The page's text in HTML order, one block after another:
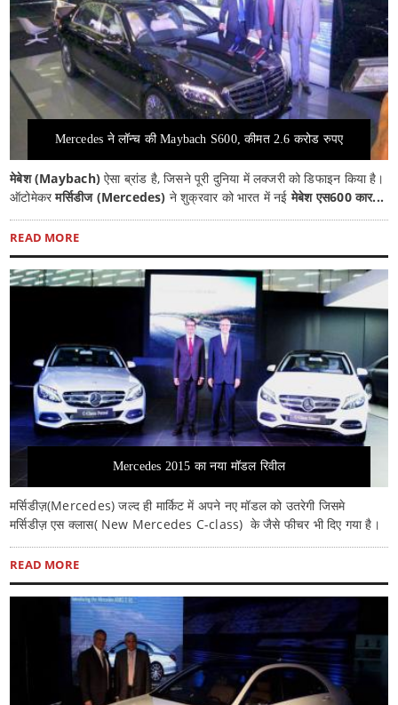
Mercedes ने लॉन्च की Maybach S600, कीमत 2.6 करोड रुपए
मेबेश (Maybach)ऐसा ब्रांड है, जिसने पूरी दुनिया में लक्जरी को डिफाइन किया है।
ऑटोमेकरमर्सिडीज (Mercedes) ने शुक्रवार को भारत में नईमेबेश एस600 कार...
READ MORE
Mercedes 2015 का नया मॉडल रिवील
मर्सिडीज़(Mercedes) जल्द ही मार्किट में अपने नए मॉडल को उतरेगी जिसमे
मर्सिडीज़ एस क्लास( New Mercedes C-class) के जैसे फीचर भी दिए गया है।
READ MORE